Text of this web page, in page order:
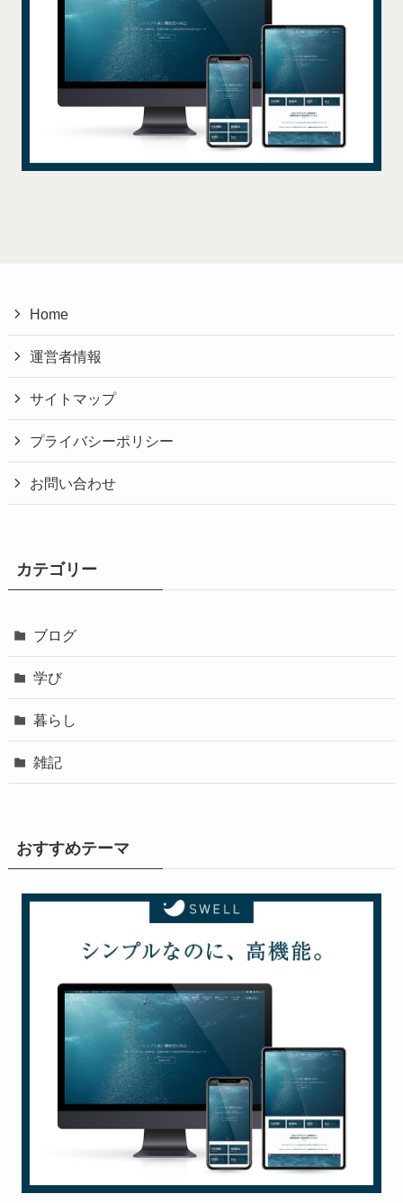
Home
運営者情報
サイトマップ
プライバシーポリシー
お問い合わせ
カテゴリー
ブログ
学び
暮らし
雑記
おすすめテーマ